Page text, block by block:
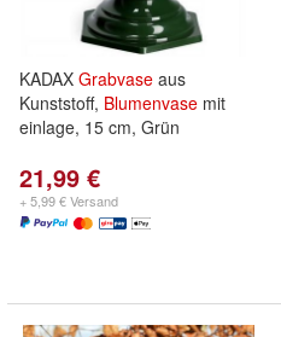
KADAX Grabvase aus
Kunststoff, Blumenvase mit
einlage, 15 cm, Grün
21,99 €
+ 5,99 € Versand